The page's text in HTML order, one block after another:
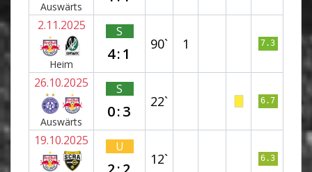
Auswärts
2.11.2025
Heim
S
4:1
90` 1 7.3
26.10.2025
Auswärts
S
0:3
22` 6.7
19.10.2025 U
12` 6.3